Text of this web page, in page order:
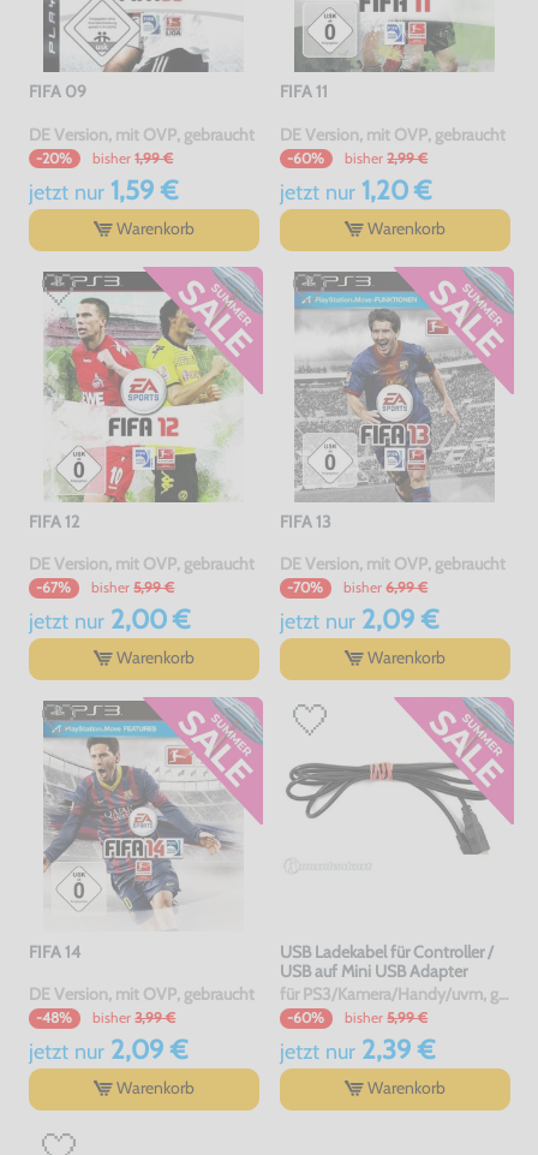
FIFA 09
DE Version, mit OVP, gebraucht
-20% bisher 1,99 €
jetzt nur1,59 €
Warenkorb
FIFA 11
DE Version, mit OVP, gebraucht
-60% bisher 2,99 €
jetzt nur1,20 €
Warenkorb
FIFA 12
DE Version, mit OVP, gebraucht
-67% bisher 5,99 €
jetzt nur2,00 €
Warenkorb
FIFA 13
DE Version, mit OVP, gebraucht
-70% bisher 6,99 €
jetzt nur2,09 €
Warenkorb
FIFA 14
DE Version, mit OVP, gebraucht
-48% bisher 3,99 €
jetzt nur2,09 €
Warenkorb
USB Ladekabel für Controller /
USB auf Mini USB Adapter
für PS3/Kamera/Handy/uvm, gebraucht
-60% bisher 5,99 €
jetzt nur2,39 €
Warenkorb